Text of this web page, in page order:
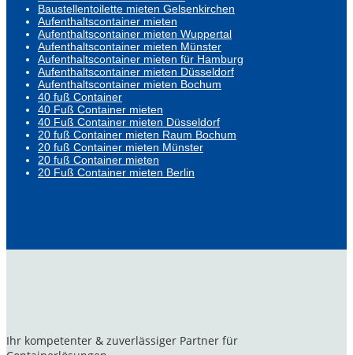
Baustellentoilette mieten Gelsenkirchen
Aufenthaltscontainer mieten
Aufenthaltscontainer mieten Wuppertal
Aufenthaltscontainer mieten Münster
Aufenthaltscontainer mieten für Hamburg
Aufenthaltscontainer mieten Düsseldorf
Aufenthaltscontainer mieten Bochum
40 fuß Container
40 Fuß Container mieten
40 Fuß Container mieten Düsseldorf
20 fuß Container mieten Raum Bochum
20 fuß Container mieten Münster
20 fuß Container mieten
20 Fuß Container mieten Berlin
Ihr kompetenter & zuverlässiger Partner für